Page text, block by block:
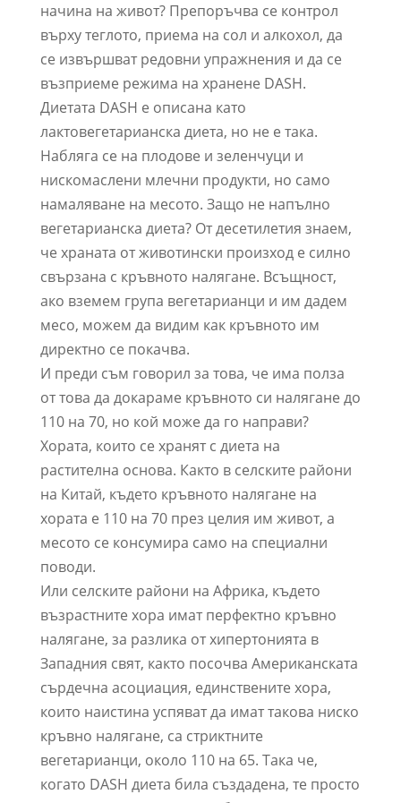
начина на живот? Препоръчва се контрол
върху теглото, приема на сол и алкохол, да
се извършват редовни упражнения и да се
възприеме режима на хранене DASH.
Диетата DASH е описана като
лактовегетарианска диета, но не е така.
Набляга се на плодове и зеленчуци и
нискомаслени млечни продукти, но само
намаляване на месото. Защо не напълно
вегетарианска диета? От десетилетия знаем,
че храната от животински произход е силно
свързана с кръвното налягане. Всъщност,
ако вземем група вегетарианци и им дадем
месо, можем да видим как кръвното им
директно се покачва.
И преди съм говорил за това, че има полза
от това да докараме кръвното си налягане до
110 на 70, но кой може да го направи?
Хората, които се хранят с диета на
растителна основа. Както в селските райони
на Китай, където кръвното налягане на
хората е 110 на 70 през целия им живот, а
месото се консумира само на специални
поводи.
Или селските райони на Африка, където
възрастните хора имат перфектно кръвно
налягане, за разлика от хипертонията в
Западния свят, както посочва Американската
сърдечна асоциация, единствените хора,
които наистина успяват да имат такова ниско
кръвно налягане, са стриктните
вегетарианци, около 110 на 65. Така че,
когато DASH диета била създадена, те просто